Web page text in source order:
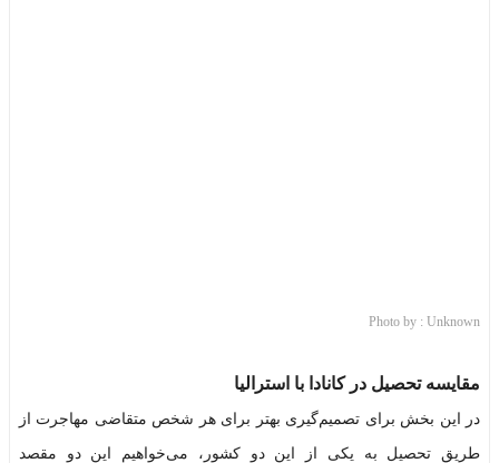
Photo by : Unknown
مقایسه تحصیل در کانادا با استرالیا
در این بخش برای تصمیم‌گیری بهتر برای هر شخص متقاضی مهاجرت از
طریق تحصیل به یکی از این دو کشور، می‌خواهیم این دو مقصد